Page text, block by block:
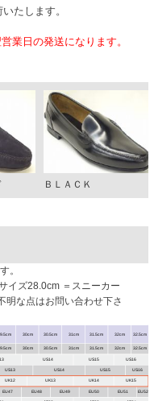
たします。
業日の発送になります。
ＢＬＡＣＫ
。
イズ28.0cm ＝スニーカー
明な点はお問い合わせ下さ